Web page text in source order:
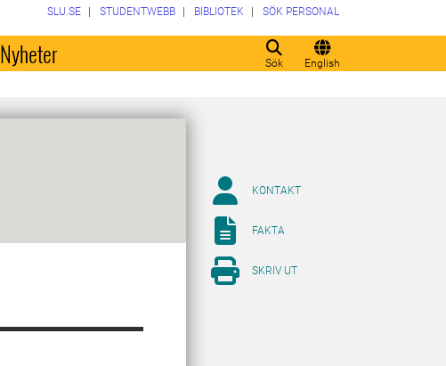
Sök English
SLU.SE STUDENTWEBB BIBLIOTEK SÖK PERSONAL
Nyheter
KONTAKT
FAKTA
SKRIV UT